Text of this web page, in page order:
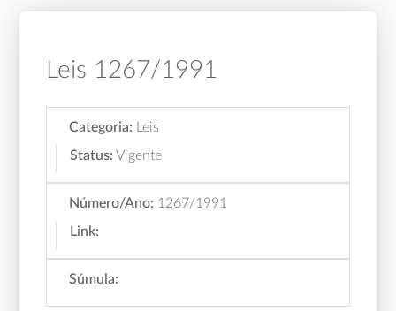
Leis 1267/1991
Categoria:
Leis
Status: Vigente
Número/Ano: 1267/1991
Link:
Súmula: